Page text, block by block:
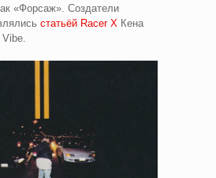
«Форсаж». Создатели
статьёй Racer X Кена